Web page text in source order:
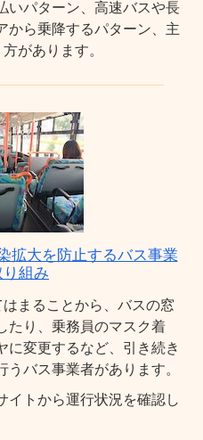
いパターン、高速バスや長
から乗降するパターン、主
があります。
拡大を防止するバス事業
組み
まることから、バスの窓
たり、乗務員のマスク着
に変更するなど、引き続き
バス事業者があります。
イトから運行状況を確認し